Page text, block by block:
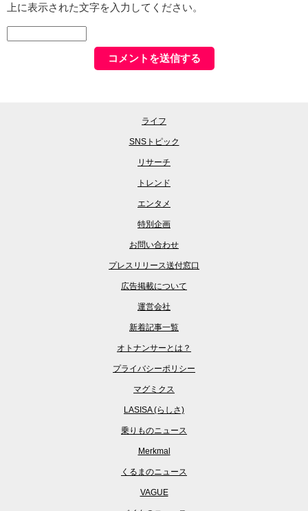
上に表示された文字を入力してください。
ライフ
SNSトピック
リサーチ
トレンド
エンタメ
特別企画
お問い合わせ
プレスリリース送付窓口
広告掲載について
運営会社
新着記事一覧
オトナンサーとは？
プライバシーポリシー
マグミクス
LASISA (らしさ)
乗りものニュース
Merkmal
くるまのニュース
VAGUE